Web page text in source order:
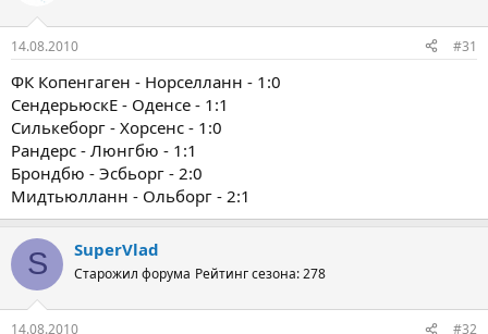
14.08.2010 #31
ФК Копенгаген - Норселланн - 1:0
СендерьюскЕ - Оденсе - 1:1
Силькеборг - Хорсенс - 1:0
Рандерс - Люнгбю - 1:1
Брондбю - Эсбьорг - 2:0
Мидтьюлланн - Ольборг - 2:1
S SuperVlad
Старожил форума Рейтинг сезона: 278
14.08.2010 #32